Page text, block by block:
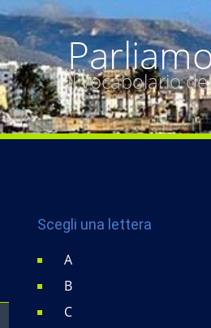
Il vocabolario
Scegli una lettera
A
B
C